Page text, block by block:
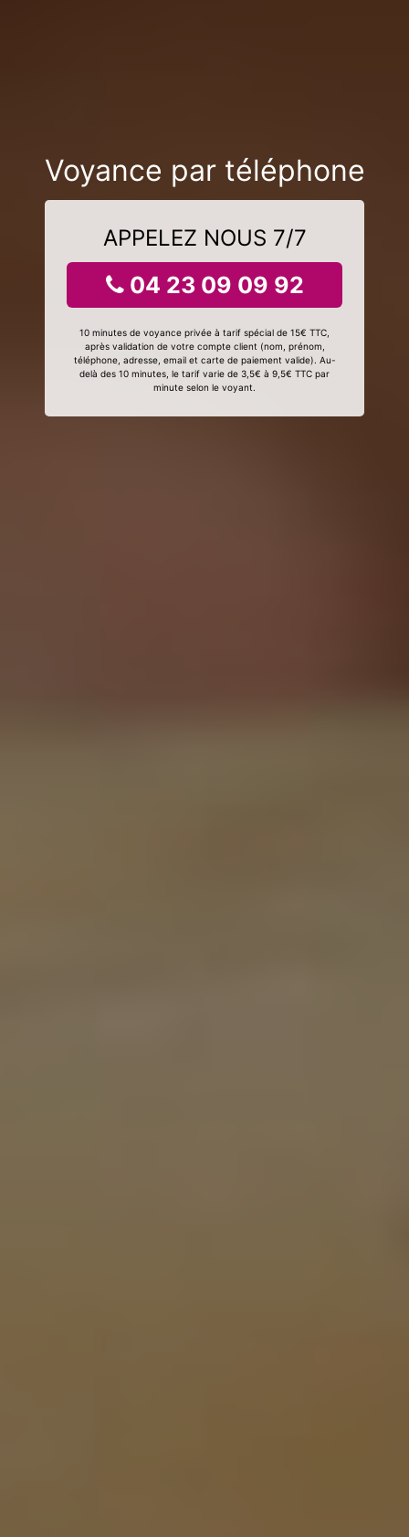
Voyance par téléphone
APPELEZ NOUS 7/7
04 23 09 09 92
10 minutes de voyance privée à tarif spécial de 15€ TTC,
après validation de votre compte client (nom, prénom,
téléphone, adresse, email et carte de paiement valide). Au-
delà des 10 minutes, le tarif varie de 3,5€ à 9,5€ TTC par
minute selon le voyant.